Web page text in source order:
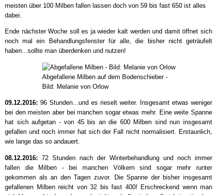
meisten über 100 Milben fallen lassen doch von 59 bis fast 650 ist alles
dabei.
Ende nächster Woche soll es ja wieder kalt werden und damit öffnet sich
noch mal ein Behandlungsfenster für alle, die bisher nicht geträufelt
haben...sollte man überdenken und nutzen!
Abgefallene Milben auf dem Bodenschieber -
Bild: Melanie von Orlow
09.12.2016: 96 Stunden...und es rieselt weiter. Insgesamt etwas weniger
bei den meisten aber bei manchen sogar etwas mehr. Eine weite Spanne
hat sich aufgetan - von 45 bis an die 600 Milben sind nun insgesamt
gefallen und noch immer hat sich der Fall nicht normalisiert. Erstaunlich,
wie lange das so andauert.
08.12.2016: 72 Stunden nach der Winterbehandlung und noch immer
fallen die Milben - bei manchen Völkern sind sogar mehr runter
gekommen als an den Tagen zuvor. Die Spanne der bisher insgesamt
gefallenen Milben reicht von 32 bis fast 400! Erschreckend wenn man